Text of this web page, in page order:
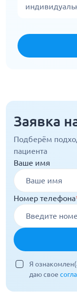
Заявка
Подберём
пациента
Ваше имя
Номер телефона
Я
даю свое